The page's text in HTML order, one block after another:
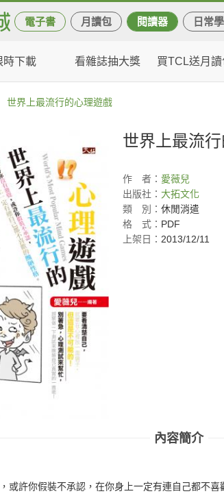
電子書 月讀包 閱讀器 日常學
時下載 看雜誌抽大獎 買TCL送月讀
世界上最流行的心理遊戲
世界上最流
作 者： 愛薇兒
出版社： 大拓文化
類
別： 休閒消遣
格
式： PDF
上架日： 2013/12/11
內容簡介
或許你假裝不承認，在你身上一定有連自己都不